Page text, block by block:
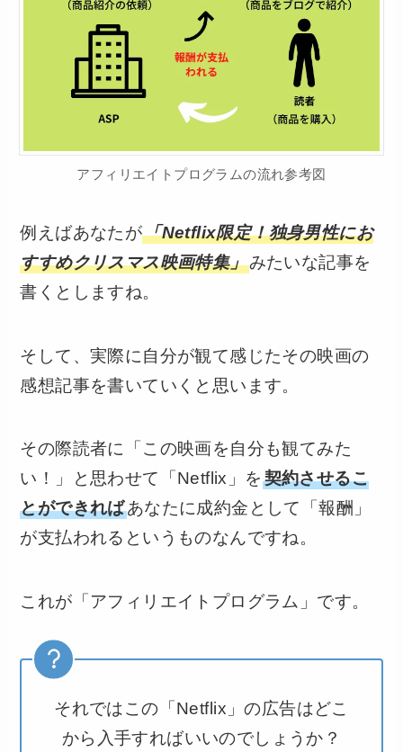
アフィリエイトプログラムの流れ参考図
例えばあなたが「Netflix限定！独身男性にお
すすめクリスマス映画特集」みたいな記事を
書くとしますね。
そして、実際に自分が観て感じたその映画の
感想記事を書いていくと思います。
その際読者に「この映画を自分も観てみた
い！」と思わせて「Netflix」を 契約させるこ
とができればあなたに成約金として「報酬」
が支払われるというものなんですね。
これが「アフィリエイトプログラム」です。
それではこの「Netflix」の広告はどこ
から入手すればいいのでしょうか？